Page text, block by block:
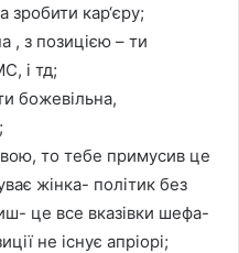
зробити кар‘єру;
, з позицією – ти
і тд;
божевільна,
то тебе примусив це
жінка- політик без
це все вказівки шефа-
не існує апріорі;